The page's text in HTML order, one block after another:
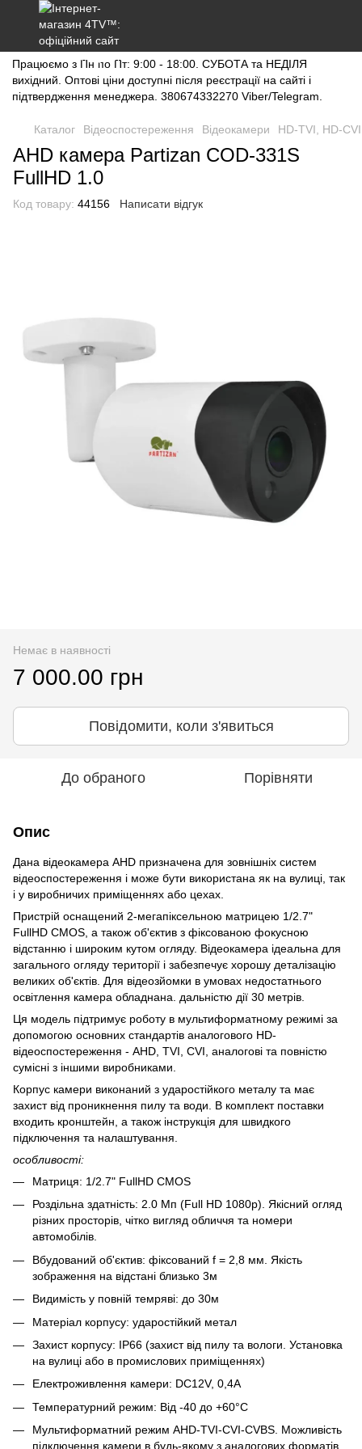
Працюємо з Пн по Пт: 9:00 - 18:00. СУБОТА та НЕДІЛЯ
вихідний. Оптові ціни доступні після реєстрації на сайті і
підтвердження менеджера. 380674332270 Viber/Telegram.
Каталог Відеоспостереження Відеокамери HD-TVI, HD-
AHD камера Partizan COD-331S
FullHD 1.0
Код товару: 44156 Написати відгук
Немає в наявності
7 000.00 грн
Повідомити, коли з'явиться
До обраного Порівняти
Опис
Дана відеокамера AHD призначена для зовнішніх систем
відеоспостереження і може бути використана як на вулиці, так
і у виробничих приміщеннях або цехах.
Пристрій оснащений 2-мегапіксельною матрицею 1/2.7"
FullHD CMOS, а також об'єктив з фіксованою фокусною
відстанню і широким кутом огляду. Відеокамера ідеальна для
загального огляду території і забезпечує хорошу деталізацію
великих об'єктів. Для відеозйомки в умовах недостатнього
освітлення камера обладнана. дальністю дії 30 метрів.
Ця модель підтримує роботу в мультиформатному режимі за
допомогою основних стандартів аналогового HD-
відеоспостереження - AHD, TVI, CVI, аналогові та повністю
сумісні з іншими виробниками.
Корпус камери виконаний з ударостійкого металу та має
захист від проникнення пилу та води. В комплект поставки
входить кронштейн, а також інструкція для швидкого
підключення та налаштування.
особливості:
Матриця: 1/2.7" FullHD CMOS
Роздільна здатність: 2.0 Мп (Full HD 1080p). Якісний огляд
різних просторів, чітко вигляд обличчя та номери
автомобілів.
Вбудований об'єктив: фіксований f = 2,8 мм. Якість
зображення на відстані близько 3м
Видимість у повній темряві: до 30м
Матеріал корпусу: ударостійкий метал
Захист корпусу: IP66 (захист від пилу та вологи. Установка
на вулиці або в промислових приміщеннях)
Електроживлення камери: DC12V, 0,4А
Температурний режим: Від -40 до +60°С
Мультиформатний режим AHD-TVI-CVI-CVBS. Можливість
підключення камери в будь-якому з аналогових форматів